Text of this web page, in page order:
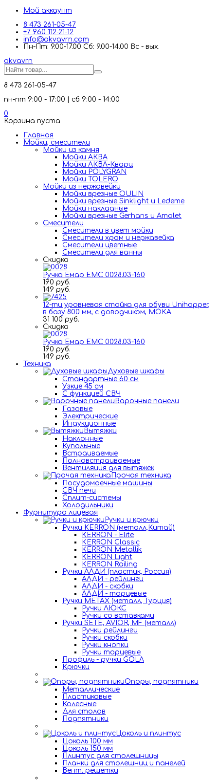
Мой аккаунт
8 473 261-05-47
+7 960 112-21-12
info@akvavrn.com
Пн-Пт: 9.00-17.00 Сб: 9.00-14.00 Вс - вых.
akvavrn
8 473 261-05-47
пн-пт 9:00 - 17:00 | сб 9:00 - 14:00
0
Корзина пуста
Главная
Мойки, смесители
Mойки из камня
Мойки АКВА
Мойки АКВА-Кварц
Мойки POLYGRAN
Мойки TOLERO
Мойки из нержавейки
Мойки врезные OULIN
Мойки врезные Sinklight и Ledeme
Мойки накладные
Мойки врезные Gerhans и Amalet
Смесители
Смесители в цвет мойки
Смесители хром и нержавейка
Смесители цветные
Смесители для ванны
Скидка
Ручка Емар ЕМС 0028.03-160
190 руб.
149 руб.
12-ти уровневая стойка для обуви Unihopper,
в базу 800 мм, с доводчиком, MOKA
31 100 руб.
Скидка
Ручка Емар ЕМС 0028.03-160
190 руб.
149 руб.
Техника
Духовые шкафы
Стандартные 60 см
Узкие 45 см
С функцией СВЧ
Варочные панели
Газовые
Электрические
Индукционные
Вытяжки
Наклонные
Купольные
Встраиваемые
Полновстраиваемые
Вентиляция для вытяжек
Прочая техника
Посудомоечные машины
СВЧ печи
Сплит-системы
Холодильники
Фурнитура лицевая
Ручки и крючки
Ручки KERRON (металл,Китай)
KERRON - Elite
KERRON Classic
KERRON Metallik
KERRON Light
KERRON Railing
Ручки АЛДИ (пластик, Россия)
АЛДИ - рейлинги
АЛДИ - скобки
АЛДИ - торцевые
Ручки METAX (металл, Турция)
Ручки ЛЮКС
Ручки со вставками
Ручки SETE, AVIOR, MF (металл)
Ручки рейлинги
Ручки скобки
Ручки кнопки
Ручки торцевые
Профиль - ручки GOLA
Крючки
Опоры, подпятники
Металлические
Пластиковые
Колесные
Для столов
Подпятники
Цоколь и плинтус
Цоколь 100 мм
Цоколь 150 мм
Плинтус для столешницы
Планки для столешниц и панелей
Вент. решетки